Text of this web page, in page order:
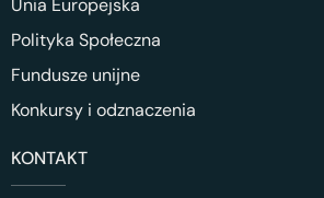
Unia Europejska
Polityka Społeczna
Fundusze unijne
Konkursy i odznaczenia
KONTAKT